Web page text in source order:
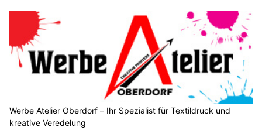
Werbe Atelier Oberdorf – Ihr Spezialist für Textildruck und
kreative Veredelung